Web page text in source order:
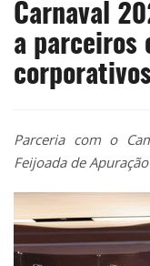
Carnaval
a parceiros
corporativos
Parceria com o
Feijoada de